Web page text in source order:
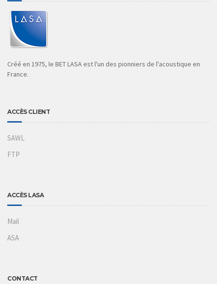
Créé en 1975, le BET LASA est l'un des pionniers de l'acoustique en
France.
ACCÈS CLIENT
SAWL
FTP
ACCÈS LASA
Mail
ASA
CONTACT